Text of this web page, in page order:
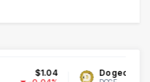
Dogecoin